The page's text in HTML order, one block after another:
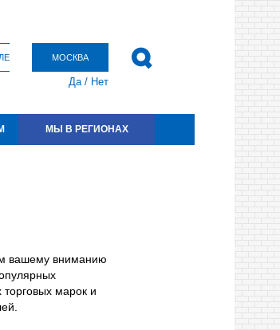
МОСКВА
Да/ Нет
МЫ В РЕГИОНАХ
вашему вниманию
торговых марок и